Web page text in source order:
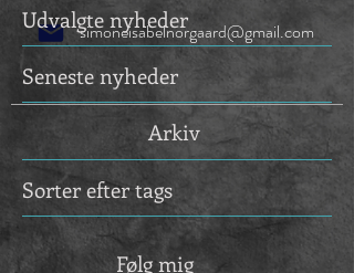
simoneisabelnorgaard@gmail.com
Udvalgte nyheder
Seneste nyheder
Arkiv
Sorter efter tags
Følg mig